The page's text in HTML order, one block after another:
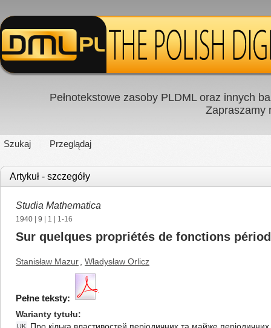
Pełnotekstowe zasoby PLDML oraz innych
Zapraszamy
Szukaj Przeglądaj
Artykuł - szczegóły
Studia Mathematica
1940 9 1 | 1-16
Sur quelques propriétés de fonctions
Stanisław Mazur Władysław Orlicz
Pełne teksty:
Warianty tytułu
UK